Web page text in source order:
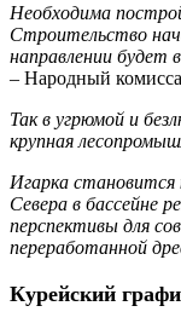
Необходима
Строительство
направлении
– Народный
Так в угрюмой и
крупная
Игарка
Севера в бассейне
перспективы для
переработанной
Курейский